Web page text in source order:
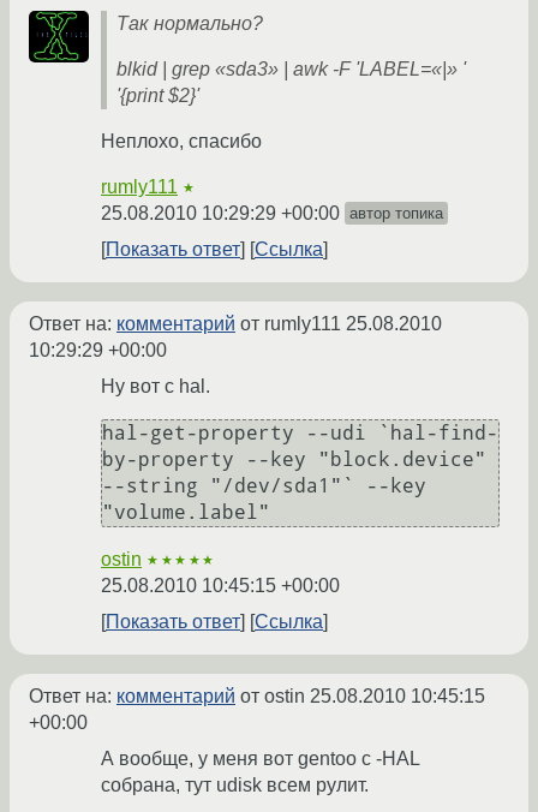
Так нормально?
blkid | grep «sda3» | awk -F 'LABEL=«|» '
'{print $2}'
Неплохо, спасибо
rumly111 ★
25.08.2010 10:29:29 +00:00 автор топика
Показать ответ Ссылка
Ответ на: комментарий от rumly111 25.08.2010
10:29:29 +00:00
Ну вот с hal.
hal-get-property --udi `hal-find-
by-property --key "block.device"
--string "/dev/sda1"` --key
"volume.label"
ostin ★★★★★
25.08.2010 10:45:15 +00:00
Показать ответ
Ссылка
Ответ на: комментарий от ostin 25.08.2010 10:45:15
+00:00
А вообще, у меня вот gentoo с -HAL
собрана, тут udisk всем рулит.